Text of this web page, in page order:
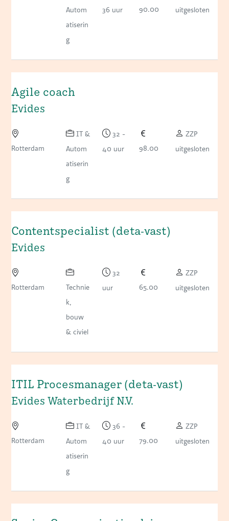
Autom
atiserin
g
36 uur
90.00
uitgesloten
Agile coach
Evides
Rotterdam
IT &
Autom
atiserin
g
32 -
40 uur
98.00
ZZP
uitgesloten
Contentspecialist (deta-vast)
Evides
Rotterdam
Technie
k,
bouw
& civiel
32
uur
65.00
ZZP
uitgesloten
ITIL Procesmanager (deta-vast)
Evides Waterbedrijf N.V.
Rotterdam
IT &
Autom
atiserin
g
36 -
40 uur
79.00
ZZP
uitgesloten